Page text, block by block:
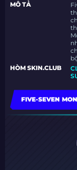
MÔ TẢ
HÒM SKIN.CLUB
FIVE-SEVEN